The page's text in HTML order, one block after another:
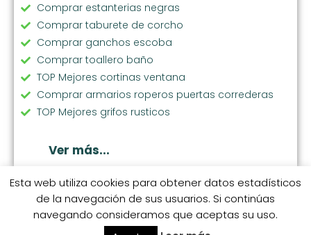
Comprar estanterias negras
Comprar taburete de corcho
Comprar ganchos escoba
Comprar toallero baño
TOP Mejores cortinas ventana
Comprar armarios roperos puertas correderas
TOP Mejores grifos rusticos
Comprar lavabo de resina
Comprar cortinas fruncidas
Comprar espejos grandes de pared
Comprar toallero inox
Ver más...
© 2026 coleccionhogarhome.com. S.M. Categorías S.M. 1
Esta web utiliza cookies para obtener datos estadísticos
de la navegación de sus usuarios. Si continúas
navegando consideramos que aceptas su uso.